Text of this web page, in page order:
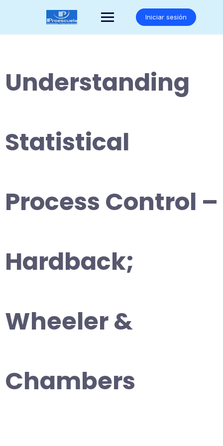
Iniciar sesión
Understanding
Statistical
Process Control –
Hardback;
Wheeler &
Chambers